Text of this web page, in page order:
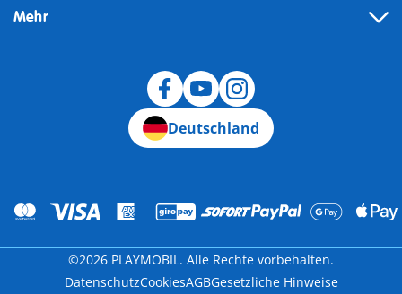
Mehr
Deutschland
©2026 PLAYMOBIL. Alle Rechte vorbehalten.
DatenschutzCookiesAGBGesetzliche Hinweise